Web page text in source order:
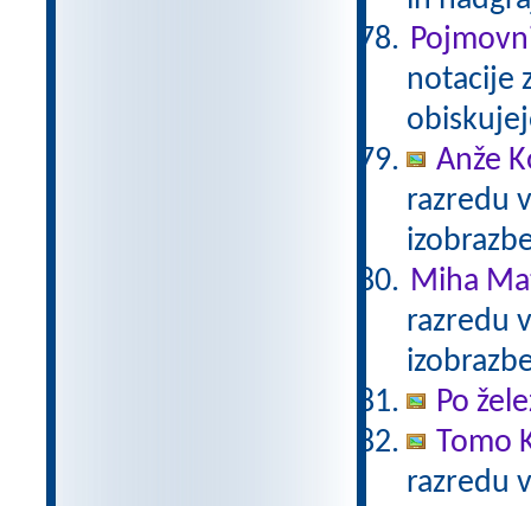
notacije
Anže
razredu
Miha
razredu
Po
Tomo
razredu